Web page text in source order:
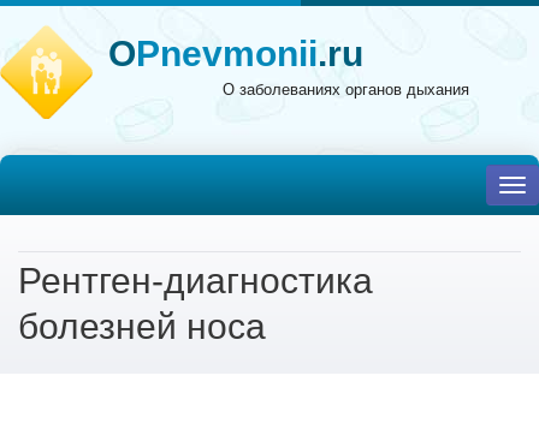
OPnevmonii.ru
О заболеваниях органов дыхания
Рентген-диагностика
болезней носа